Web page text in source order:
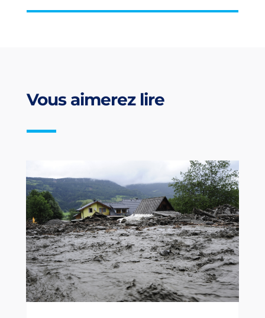
Vous aimerez lire